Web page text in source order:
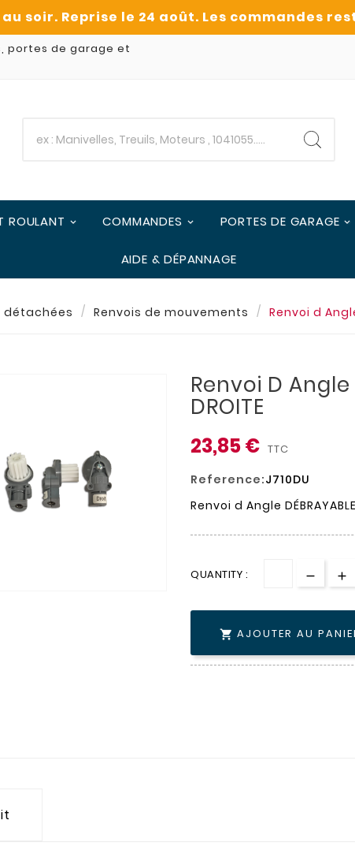
portes de garage et
ROULANT COMMANDES PORTES DE GARAGE
AIDE & DÉPANNAGE
détachées Renvois de mouvements Renvoi d Angle
Renvoi D Angle
DROITE
23,85 € TTC
Reference:J710DU
Renvoi d Angle
QUANTITY :
 AJOUTER AU